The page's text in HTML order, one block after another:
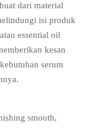
dari material
isi produk
essential oil
kesan
serum
smooth,